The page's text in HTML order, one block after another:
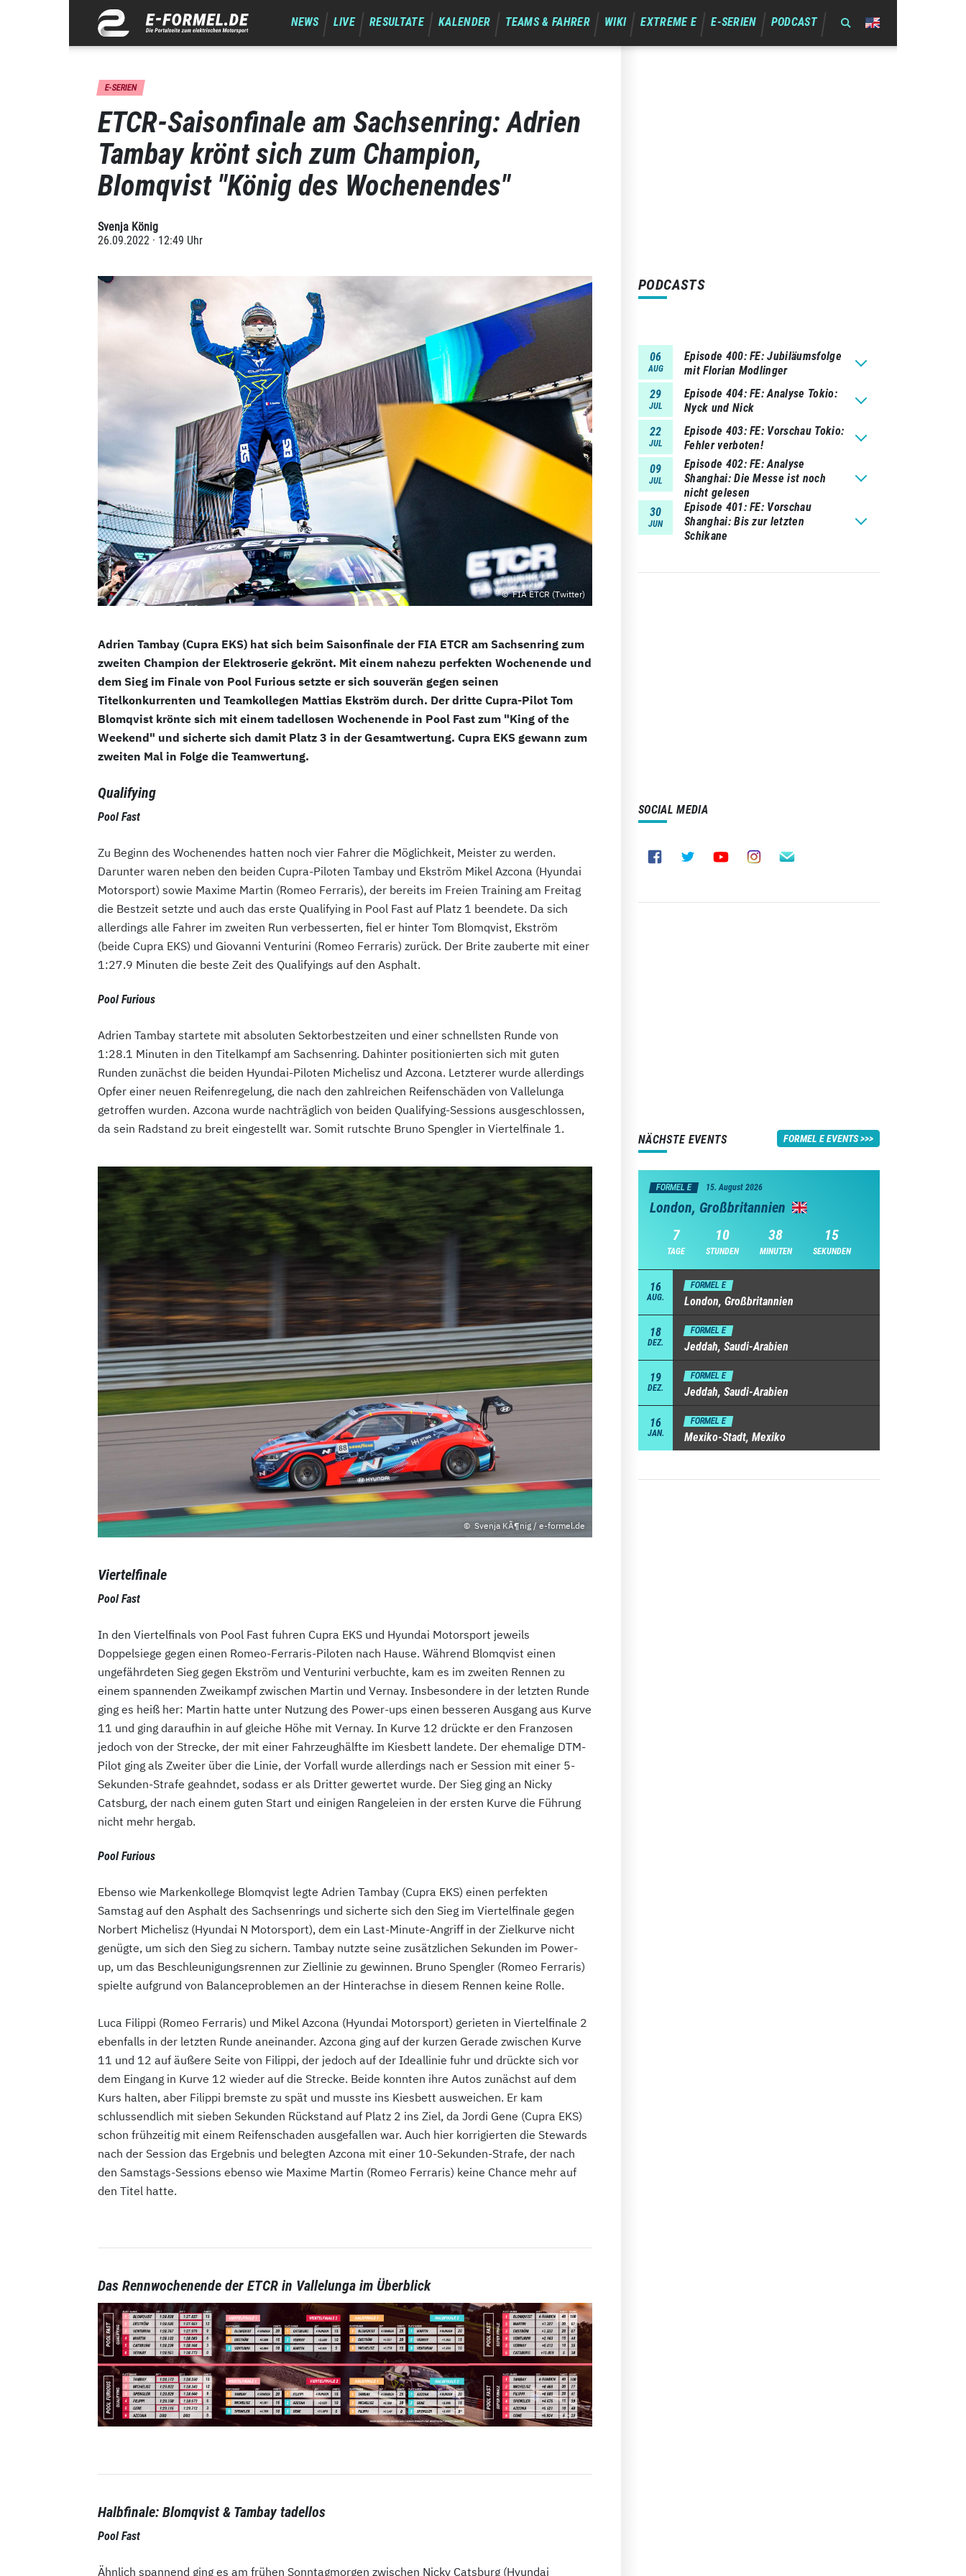
NEWS LIVE RESULTATE KALENDER TEAMS & FAHRER WIKI EXTREME E E-SERIEN PODCAST
E-SERIEN
ETCR-Saisonfinale am Sachsenring: Adrien
Tambay krönt sich zum Champion,
Blomqvist "König des Wochenendes"
Svenja König
26.09.2022 · 12:49 Uhr
FIA ETCR (Twitter)
Adrien Tambay (Cupra EKS) hat sich beim Saisonfinale der FIA ETCR am Sachsenring zum
zweiten Champion der Elektroserie gekrönt. Mit einem nahezu perfekten Wochenende und
dem Sieg im Finale von Pool Furious setzte er sich souverän gegen seinen
Titelkonkurrenten und Teamkollegen Mattias Ekström durch. Der dritte Cupra-Pilot Tom
Blomqvist krönte sich mit einem tadellosen Wochenende in Pool Fast zum "King of the
Weekend" und sicherte sich damit Platz 3 in der Gesamtwertung. Cupra EKS gewann zum
zweiten Mal in Folge die Teamwertung.
Qualifying
Pool Fast
Zu Beginn des Wochenendes hatten noch vier Fahrer die Möglichkeit, Meister zu werden.
Darunter waren neben den beiden Cupra-Piloten Tambay und Ekström Mikel Azcona (Hyundai
Motorsport) sowie Maxime Martin (Romeo Ferraris), der bereits im Freien Training am Freitag
die Bestzeit setzte und auch das erste Qualifying in Pool Fast auf Platz 1 beendete. Da sich
allerdings alle Fahrer im zweiten Run verbesserten, fiel er hinter Tom Blomqvist, Ekström
(beide Cupra EKS) und Giovanni Venturini (Romeo Ferraris) zurück. Der Brite zauberte mit einer
1:27.9 Minuten die beste Zeit des Qualifyings auf den Asphalt.
Pool Furious
Adrien Tambay startete mit absoluten Sektorbestzeiten und einer schnellsten Runde von
1:28.1 Minuten in den Titelkampf am Sachsenring. Dahinter positionierten sich mit guten
Runden zunächst die beiden Hyundai-Piloten Michelisz und Azcona. Letzterer wurde allerdings
Opfer einer neuen Reifenregelung, die nach den zahlreichen Reifenschäden von Vallelunga
getroffen wurden. Azcona wurde nachträglich von beiden Qualifying-Sessions ausgeschlossen,
da sein Radstand zu breit eingestellt war. Somit rutschte Bruno Spengler in Viertelfinale 1.
Svenja KÃ¶nig / e-formel.de
Viertelfinale
Pool Fast
In den Viertelfinals von Pool Fast fuhren Cupra EKS und Hyundai Motorsport jeweils
Doppelsiege gegen einen Romeo-Ferraris-Piloten nach Hause. Während Blomqvist einen
ungefährdeten Sieg gegen Ekström und Venturini verbuchte, kam es im zweiten Rennen zu
einem spannenden Zweikampf zwischen Martin und Vernay. Insbesondere in der letzten Runde
ging es heiß her: Martin hatte unter Nutzung des Power-ups einen besseren Ausgang aus Kurve
11 und ging daraufhin in auf gleiche Höhe mit Vernay. In Kurve 12 drückte er den Franzosen
jedoch von der Strecke, der mit einer Fahrzeughälfte im Kiesbett landete. Der ehemalige DTM-
Pilot ging als Zweiter über die Linie, der Vorfall wurde allerdings nach er Session mit einer 5-
Sekunden-Strafe geahndet, sodass er als Dritter gewertet wurde. Der Sieg ging an Nicky
Catsburg, der nach einem guten Start und einigen Rangeleien in der ersten Kurve die Führung
nicht mehr hergab.
Pool Furious
Ebenso wie Markenkollege Blomqvist legte Adrien Tambay (Cupra EKS) einen perfekten
Samstag auf den Asphalt des Sachsenrings und sicherte sich den Sieg im Viertelfinale gegen
Norbert Michelisz (Hyundai N Motorsport), dem ein Last-Minute-Angriff in der Zielkurve nicht
genügte, um sich den Sieg zu sichern. Tambay nutzte seine zusätzlichen Sekunden im Power-
up, um das Beschleunigungsrennen zur Ziellinie zu gewinnen. Bruno Spengler (Romeo Ferraris)
spielte aufgrund von Balanceproblemen an der Hinterachse in diesem Rennen keine Rolle.
Luca Filippi (Romeo Ferraris) und Mikel Azcona (Hyundai Motorsport) gerieten in Viertelfinale 2
ebenfalls in der letzten Runde aneinander. Azcona ging auf der kurzen Gerade zwischen Kurve
11 und 12 auf äußere Seite von Filippi, der jedoch auf der Ideallinie fuhr und drückte sich vor
dem Eingang in Kurve 12 wieder auf die Strecke. Beide konnten ihre Autos zunächst auf dem
Kurs halten, aber Filippi bremste zu spät und musste ins Kiesbett ausweichen. Er kam
schlussendlich mit sieben Sekunden Rückstand auf Platz 2 ins Ziel, da Jordi Gene (Cupra EKS)
schon frühzeitig mit einem Reifenschaden ausgefallen war. Auch hier korrigierten die Stewards
nach der Session das Ergebnis und belegten Azcona mit einer 10-Sekunden-Strafe, der nach
den Samstags-Sessions ebenso wie Maxime Martin (Romeo Ferraris) keine Chance mehr auf
den Titel hatte.
Das Rennwochenende der ETCR in Vallelunga im Überblick
Halbfinale: Blomqvist & Tambay tadellos
Pool Fast
Ähnlich spannend ging es am frühen Sonntagmorgen zwischen Nicky Catsburg (Hyundai
PODCASTS
06
AUG
Episode 400 FE: Jubiläumsfolge
mit Florian Modlinger
29
JUL
Episode 404 FE: Analyse Tokio:
Nyck und Nick
22
JUL
Episode 403 FE: Vorschau Tokio:
Fehler verboten!
09
JUL
Episode 402 FE: Analyse
Shanghai: Die Messe ist noch
nicht gelesen
30
JUN
Episode 401 FE: Vorschau
Shanghai: Bis zur letzten
Schikane
SOCIAL MEDIA
NÄCHSTE EVENTS FORMEL E EVENTS
FORMEL E 15. August 2026
London, Großbritannien
7
TAGE
10
STUNDEN
38
MINUTEN
14
SEKUNDEN
16
AUG.
FORMEL E
London, Großbritannien
18
DEZ.
FORMEL E
Jeddah, Saudi-Arabien
19
DEZ.
FORMEL E
Jeddah, Saudi-Arabien
16
JAN.
FORMEL E
Mexiko-Stadt, Mexiko